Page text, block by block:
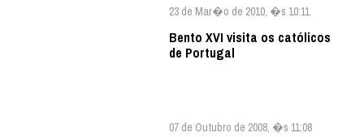
23 de Mar�o de 2010, �s 10:11
Bento XVI visita os católicos
de Portugal
07 de Outubro de 2008, �s 11:08